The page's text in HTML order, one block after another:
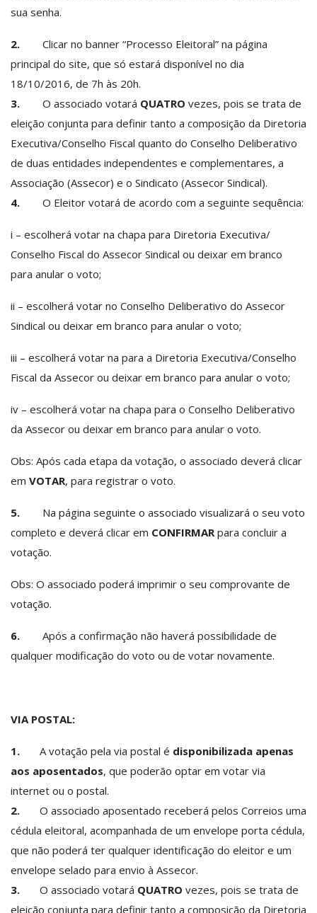
sua senha.
2. Clicar no banner “Processo Eleitoral” na página
principal do site, que só estará disponível no dia
18/10/2016, de 7h às 20h.
3. O associado votará QUATRO vezes, pois se trata de
eleição conjunta para definir tanto a composição da Diretoria
Executiva/Conselho Fiscal quanto do Conselho Deliberativo
de duas entidades independentes e complementares, a
Associação (Assecor) e o Sindicato (Assecor Sindical).
4. O Eleitor votará de acordo com a seguinte sequência:
i – escolherá votar na chapa para Diretoria Executiva/
Conselho Fiscal do Assecor Sindical ou deixar em branco
para anular o voto;
ii – escolherá votar no Conselho Deliberativo do Assecor
Sindical ou deixar em branco para anular o voto;
iii – escolherá votar na para a Diretoria Executiva/Conselho
Fiscal da Assecor ou deixar em branco para anular o voto;
iv – escolherá votar na chapa para o Conselho Deliberativo
da Assecor ou deixar em branco para anular o voto.
Obs: Após cada etapa da votação, o associado deverá clicar
em VOTAR, para registrar o voto.
5. Na página seguinte o associado visualizará o seu voto
completo e deverá clicar em CONFIRMAR para concluir a
votação.
Obs: O associado poderá imprimir o seu comprovante de
votação.
6. Após a confirmação não haverá possibilidade de
qualquer modificação do voto ou de votar novamente.
VIA POSTAL:
1. A votação pela via postal é disponibilizada apenas
aos aposentados, que poderão optar em votar via
internet ou o postal.
2. O associado aposentado receberá pelos Correios uma
cédula eleitoral, acompanhada de um envelope porta cédula,
que não poderá ter qualquer identificação do eleitor e um
envelope selado para envio à Assecor.
3. O associado votará QUATRO vezes, pois se trata de
eleição conjunta para definir tanto a composição da Diretoria